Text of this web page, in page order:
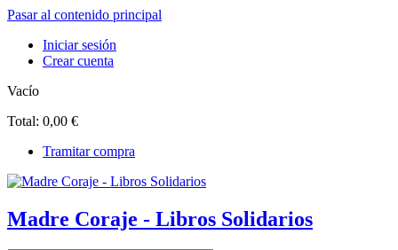
Pasar al contenido principal
Iniciar sesión
Crear cuenta
Vacío
Total: 0,00 €
Tramitar compra
Madre Coraje - Libros Solidarios